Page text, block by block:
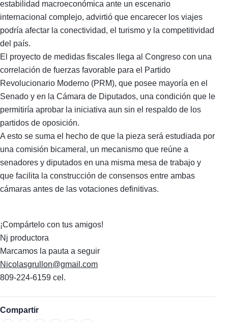
estabilidad macroeconómica ante un escenario
internacional complejo, advirtió que encarecer los viajes
podría afectar la conectividad, el turismo y la competitividad
del país.
El proyecto de medidas fiscales llega al Congreso con una
correlación de fuerzas favorable para el Partido
Revolucionario Moderno (PRM), que posee mayoría en el
Senado y en la Cámara de Diputados, una condición que le
permitiría aprobar la iniciativa aun sin el respaldo de los
partidos de oposición.
A esto se suma el hecho de que la pieza será estudiada por
una comisión bicameral, un mecanismo que reúne a
senadores y diputados en una misma mesa de trabajo y
que facilita la construcción de consensos entre ambas
cámaras antes de las votaciones definitivas.
¡Compártelo con tus amigos!
Nj productora
Marcamos la pauta a seguir
Nicolasgrullon@gmail.com
809-224-6159 cel.
Compartir